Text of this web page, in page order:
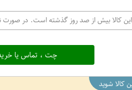
این کالا بیش از صد روز گذشته است. در صورت
چت ، تماس یا
کالا شوید